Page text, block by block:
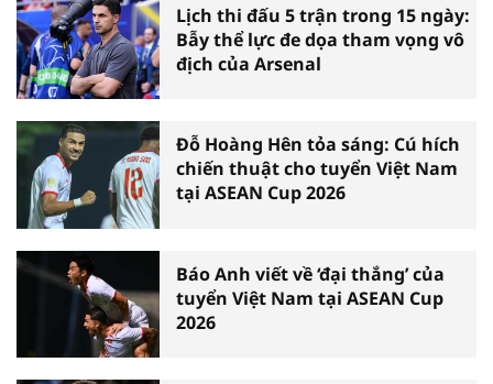
Lịch thi đấu 5 trận trong 15 ngày:
Bẫy thể lực đe dọa tham vọng vô
địch của Arsenal
Đỗ Hoàng Hên tỏa sáng: Cú hích
chiến thuật cho tuyển Việt Nam
tại ASEAN Cup 2026
Báo Anh viết về ‘đại thắng’ của
tuyển Việt Nam tại ASEAN Cup
2026